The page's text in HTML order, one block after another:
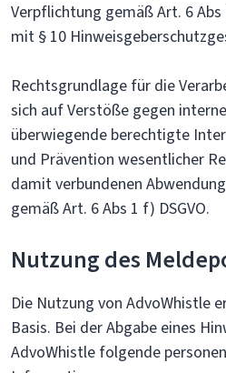
Verpflichtung gemäß Art. 6 Abs
mit § 10
Rechtsgrundlage für die
sich auf Verstöße gegen
überwiegende berechtigte
und Prävention wesentlicher
damit verbundenen
gemäß Art. 6 Abs 1 f) DSGVO.
Nutzung des
Die Nutzung von AdvoWhistle
Basis. Bei der Abgabe eines
AdvoWhistle folgende